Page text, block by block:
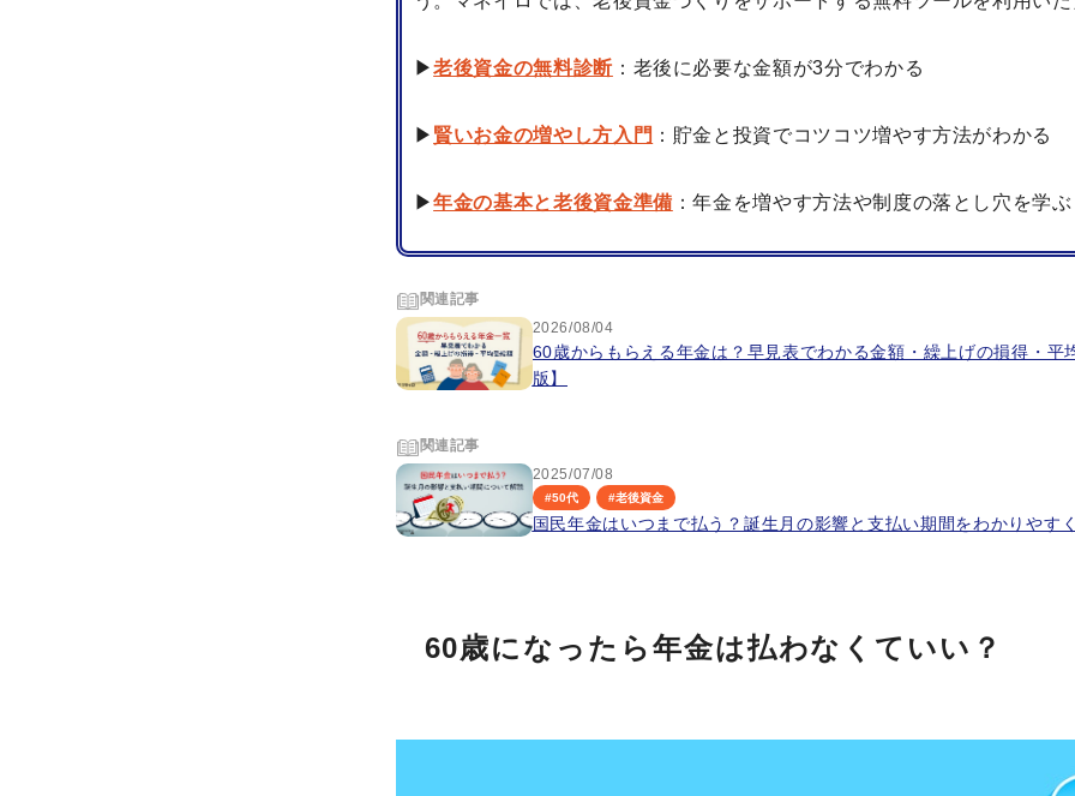
▶老後資金の無料診断：老後に必要な金額が3分でわかる
▶ 賢いお金の増やし方入門 ：貯金と投資でコツコツ増やす方法がわかる
▶年金の基本と老後資金準備 ：年金を増やす方法や制度の落とし穴を学ぶ
関連記事
2026/08/04
60歳からもらえる年金は？早見表でわかる金額・繰上げの損得・平
版】
関連記事
2025/07/08
#50代 #老後資金
国民年金はいつまで払う？誕生月の影響と支払い期間をわかりやす
60歳になったら年金は払わなくていい？